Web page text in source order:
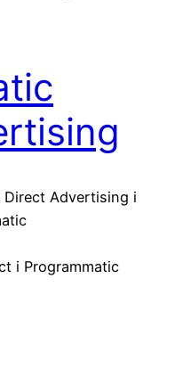
Direct Advertising i
i Programmatic